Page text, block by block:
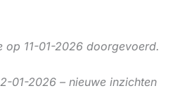
op 11-01-2026 doorgevoerd.
01-2026 – nieuwe inzichten